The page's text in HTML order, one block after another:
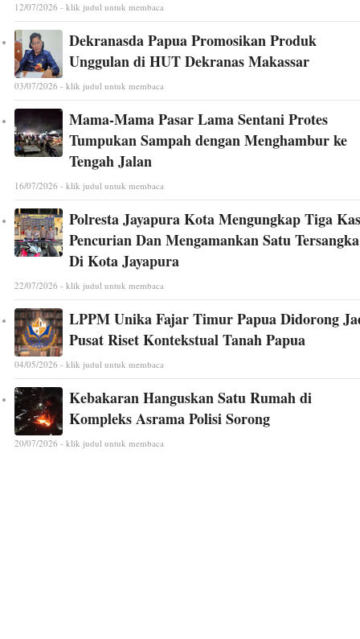
12/07/2026 - klik judul untuk membaca
Dekranasda Papua Promosikan Produk
Unggulan di HUT Dekranas Makassar
03/07/2026 - klik judul untuk membaca
Mama-Mama Pasar Lama Sentani Protes
Tumpukan Sampah dengan Menghambur ke
Tengah Jalan
16/07/2026 - klik judul untuk membaca
Polresta Jayapura Kota Mengungkap Tiga
Pencurian Dan Mengamankan Satu Tersangka
Di Kota Jayapura
22/07/2026 - klik judul untuk membaca
LPPM Unika Fajar Timur Papua Didorong
Pusat Riset Kontekstual Tanah Papua
04/05/2026 - klik judul untuk membaca
Kebakaran Hanguskan Satu Rumah di
Kompleks Asrama Polisi Sorong
20/07/2026 - klik judul untuk membaca